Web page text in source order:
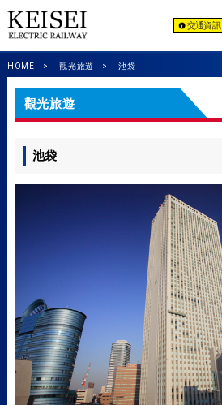
交通資訊
HOME 觀光旅遊 池袋
觀光旅遊
池袋